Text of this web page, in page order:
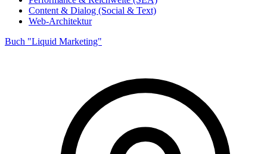
Content & Dialog (Social & Text)
Web-Architektur
Buch "Liquid Marketing"